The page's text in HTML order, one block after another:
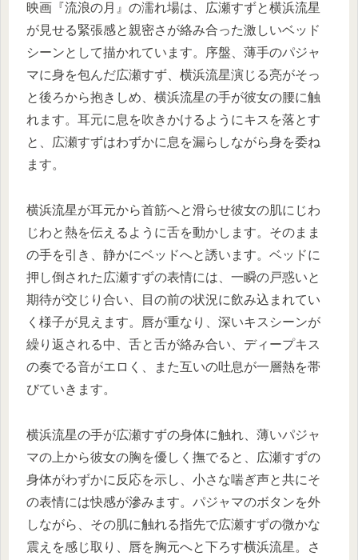
映画『流浪の月』の濡れ場は、広瀬すずと横浜流星
が見せる緊張感と親密さが絡み合った激しいベッド
シーンとして描かれています。序盤、薄手のパジャ
マに身を包んだ広瀬すず、横浜流星演じる亮がそっ
と後ろから抱きしめ、横浜流星の手が彼女の腰に触
れます。耳元に息を吹きかけるようにキスを落とす
と、広瀬すずはわずかに息を漏らしながら身を委ね
ます。
横浜流星が耳元から首筋へと滑らせ彼女の肌にじわ
じわと熱を伝えるように舌を動かします。そのまま
の手を引き、静かにベッドへと誘います。ベッドに
押し倒された広瀬すずの表情には、一瞬の戸惑いと
期待が交じり合い、目の前の状況に飲み込まれてい
く様子が見えます。唇が重なり、深いキスシーンが
繰り返される中、舌と舌が絡み合い、ディープキス
の奏でる音がエロく、また互いの吐息が一層熱を帯
びていきます。
横浜流星の手が広瀬すずの身体に触れ、薄いパジャ
マの上から彼女の胸を優しく撫でると、広瀬すずの
身体がわずかに反応を示し、小さな喘ぎ声と共にそ
の表情には快感が滲みます。パジャマのボタンを外
しながら、その肌に触れる指先で広瀬すずの微かな
震えを感じ取り、唇を胸元へと下ろす横浜流星。さ